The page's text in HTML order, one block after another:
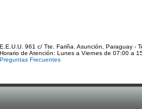
E.E.U.U. 961 c/ Tte. Fariña. Asunción, Paraguay -
Horario de Atención: Lunes a Viernes de 07:00 a
Preguntas Frecuentes